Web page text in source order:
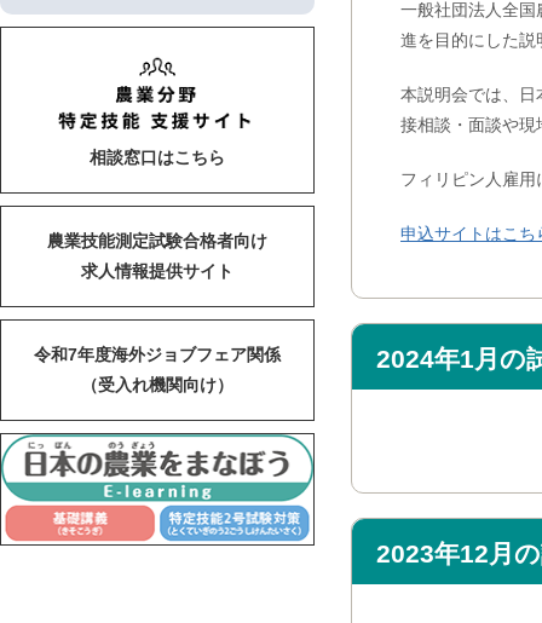
一般社団法人全国
進を目的にした説
本説明会では、日
接相談・面談や現
フィリピン人雇
申込サイトはこち
2024年1月の
2023年12月
相談窓口はこちら
農業技能測定試験合格者向け
求人情報提供サイト
令和7年度海外ジョブフェア関係
（受入れ機関向け）